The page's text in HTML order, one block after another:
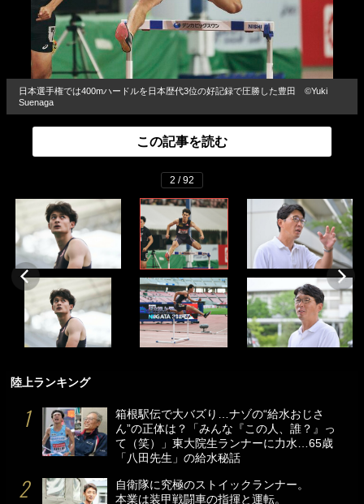
日本選手権では400mハードルを日本歴代3位の好記録で圧勝した豊田 ©Yuki
Suenaga
この記事を読む
2 / 92
陸上ランキング
箱根駅伝で大バズり…ナゾの“給水おじさ
ん”の正体は？「みんな『この人、誰？』っ
て（笑）」東大院生ランナーに力水…65歳
「八田先生」の給水秘話
自衛隊に究極のストイックランナー。
本業は装甲戦闘車の指揮と運転。